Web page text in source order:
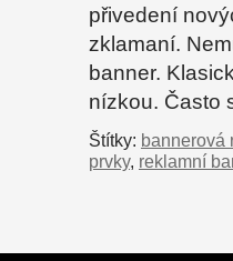
přivedení
zklamaní.
banner.
nízkou. Často
Štítky: bannerová
prvky, reklamní